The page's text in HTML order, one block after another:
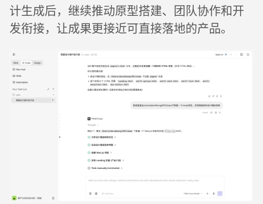
计生成后，继续推动原型搭建、团队协作和开
发衔接，让成果更接近可直接落地的产品。